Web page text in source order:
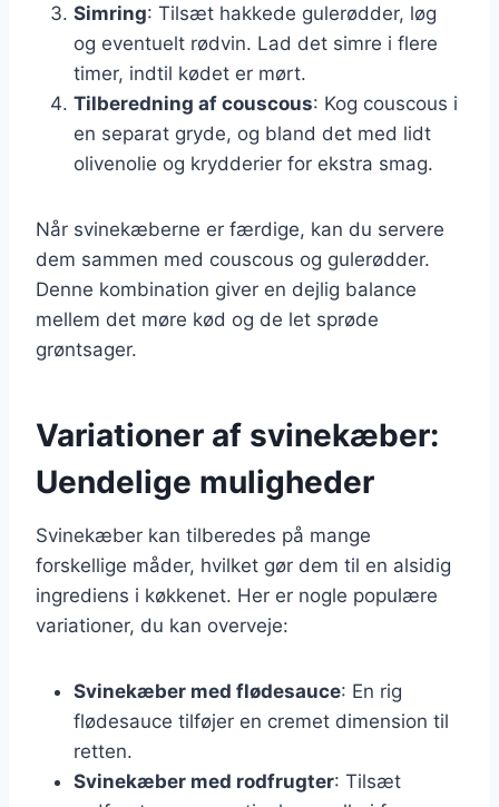
Simring: Tilsæt hakkede gulerødder, løg
og eventuelt rødvin. Lad det simre i flere
timer, indtil kødet er mørt.
Tilberedning af couscous: Kog couscous i
en separat gryde, og bland det med lidt
olivenolie og krydderier for ekstra smag.
Når svinekæberne er færdige, kan du servere
dem sammen med couscous og gulerødder.
Denne kombination giver en dejlig balance
mellem det møre kød og de let sprøde
grøntsager.
Variationer af svinekæber:
Uendelige muligheder
Svinekæber kan tilberedes på mange
forskellige måder, hvilket gør dem til en alsidig
ingrediens i køkkenet. Her er nogle populære
variationer, du kan overveje:
Svinekæber med flødesauce: En rig
flødesauce tilføjer en cremet dimension til
retten.
Svinekæber med rodfrugter: Tilsæt